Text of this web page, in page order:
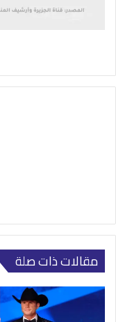
مقالات ذات صلة